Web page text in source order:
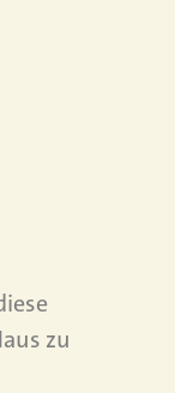
zu